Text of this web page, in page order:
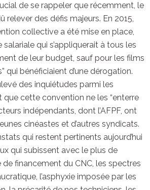
de se rappeler que récemment, le
relever des défis majeurs. En 2015,
collective a été mise en place,
qui s’appliquerait à tous les
de leur budget, sauf pour les films
qui bénéficiaient d’une dérogation.
des inquiétudes parmi les
que cette convention ne les “enterre
indépendants, dont l’AFPF, ont
cinéastes et d’autres syndicats.
qui restent pertinents aujourd’hui
qui subissent avec le plus de
financement du CNC, les spectres
l’asphyxie imposée par les